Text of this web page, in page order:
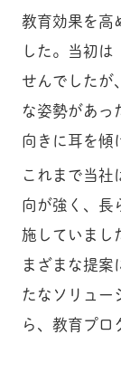
教育効果を高
した。当初は
せんでしたが
な姿勢があっ
向きに耳を傾
これまで当社
向が強く、長
施していまし
まざまな提案
たなソリュー
ら、教育プロ